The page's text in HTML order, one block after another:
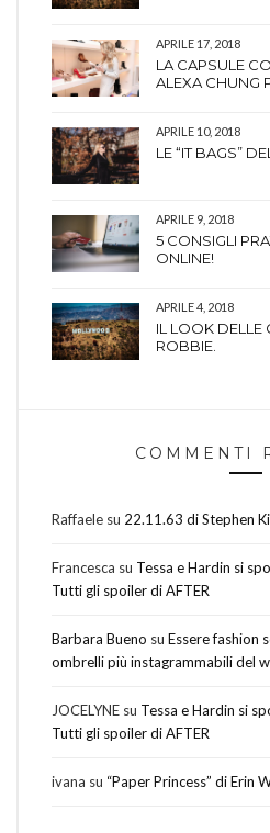
APRILE 17, 2018
LA CAPSULE
ALEXA CHUNG
APRILE 10, 2018
LE “IT BAGS”
APRILE 9, 2018
5 CONSIGLI
ONLINE!
APRILE 4, 2018
IL LOOK DELLE
ROBBIE.
COMMENTI
Raffaele su 22.11.63 di Stephen
Francesca su Tessa e Hardin si
Tutti gli spoiler di AFTER
Barbara Bueno su Essere fashion
ombrelli più instagrammabili del
JOCELYNE su Tessa e Hardin si
Tutti gli spoiler di AFTER
ivana su “Paper Princess” di Erin